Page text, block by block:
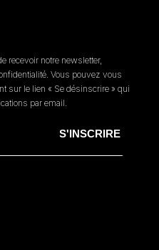
recevoir notre newsletter,
Vous pouvez vous
sur le lien « Se désinscrire » qui
par email.